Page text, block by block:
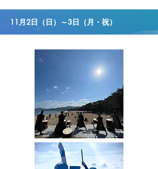
11月2日（日）～3日（月・祝）